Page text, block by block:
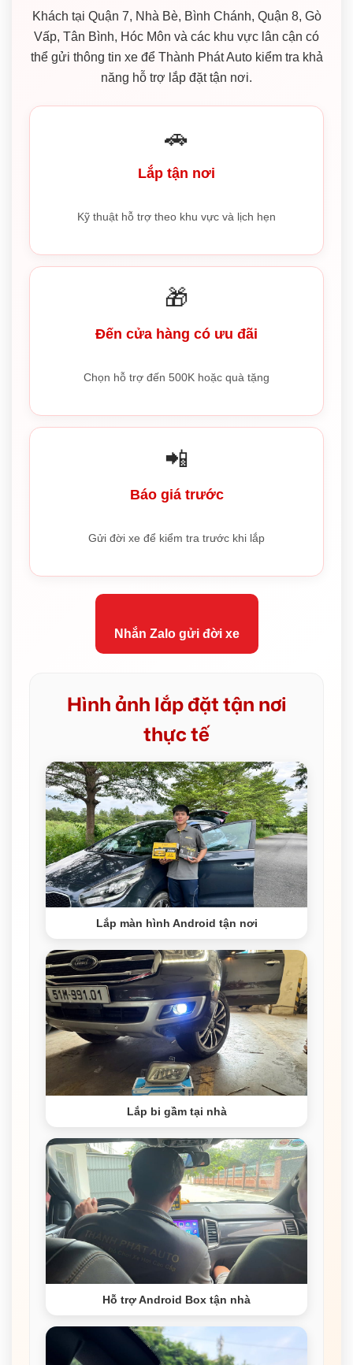
Khách tại Quận 7, Nhà Bè, Bình Chánh, Quận 8, Gò
Vấp, Tân Bình, Hóc Môn và các khu vực lân cận có
thể gửi thông tin xe để Thành Phát Auto kiểm tra khả
năng hỗ trợ lắp đặt tận nơi.
🚗
Lắp tận nơi
Kỹ thuật hỗ trợ theo khu vực và lịch hẹn
🎁
Đến cửa hàng có ưu đãi
Chọn hỗ trợ đến 500K hoặc quà tặng
📲
Báo giá trước
Gửi đời xe để kiểm tra trước khi lắp
Nhắn Zalo gửi đời xe
Hình ảnh lắp đặt tận nơi
thực tế
Lắp màn hình Android tận nơi
Lắp bi gầm tại nhà
Hỗ trợ Android Box tận nhà